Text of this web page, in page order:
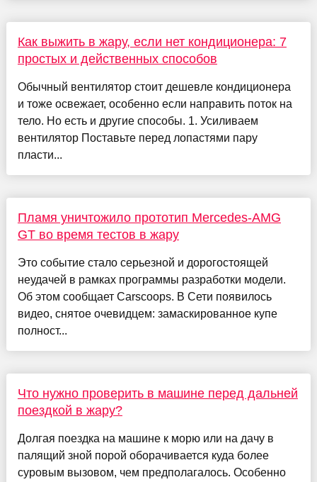
Как выжить в жару, если нет кондиционера: 7
простых и действенных способов
Обычный вентилятор стоит дешевле кондиционера
и тоже освежает, особенно если направить поток на
тело. Но есть и другие способы. 1. Усиливаем
вентилятор Поставьте перед лопастями пару
пласти...
Пламя уничтожило прототип Mercedes-AMG
GT во время тестов в жару
Это событие стало серьезной и дорогостоящей
неудачей в рамках программы разработки модели.
Об этом сообщает Carscoops. В Сети появилось
видео, снятое очевидцем: замаскированное купе
полност...
Что нужно проверить в машине перед дальней
поездкой в жару?
Долгая поездка на машине к морю или на дачу в
палящий зной порой оборачивается куда более
суровым вызовом, чем предполагалось. Особенно